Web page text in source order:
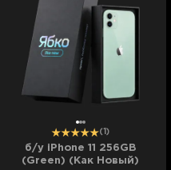
(1)
б/у iPhone 11 256GB
(Green) (Как Новый)